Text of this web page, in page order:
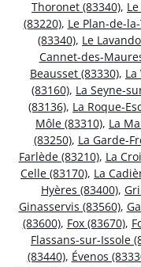
Thoronet (83340),
(83220), Le Plan-de-
(83340), Le
Cannet-des-
Beausset (83330),
(83160), La Seyne-
(83136), La Roque-
Môle (83310), La
(83250), La Garde-
Farlède (83210), La
Celle (83170), La
Hyères (83400),
Ginasservis (83560),
(83600), Fox (83670),
Flassans-sur-Issole
(83440), Évenos